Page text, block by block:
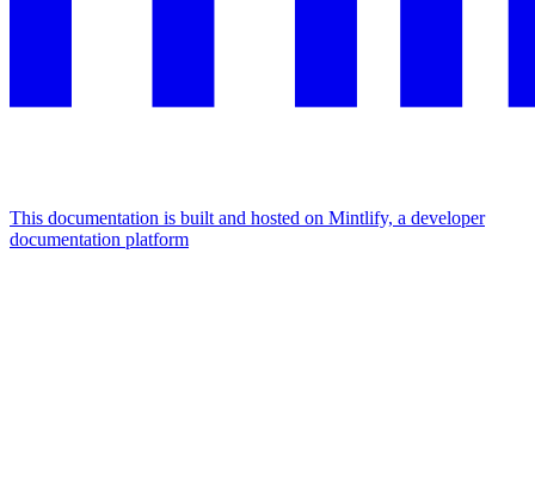
This documentation is built and hosted on Mintlify, a developer
documentation platform